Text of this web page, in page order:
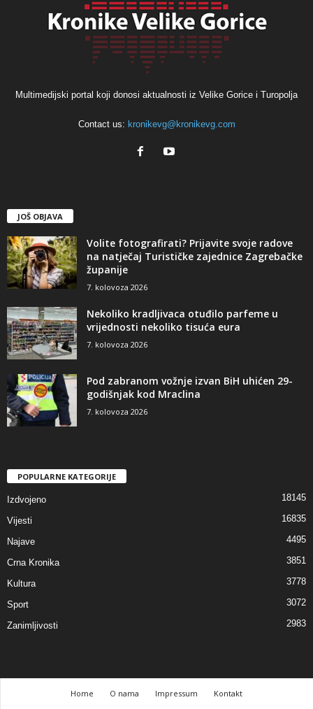
Multimedijski portal koji donosi aktualnosti iz Velike Gorice i Turopolja
Contact us: kronikevg@kronikevg.com
JOŠ OBJAVA
Volite fotografirati? Prijavite svoje radove
na natječaj Turističke zajednice Zagrebačke
županije
7. kolovoza 2026
Nekoliko kradljivaca otuđilo parfeme u
vrijednosti nekoliko tisuća eura
7. kolovoza 2026
Pod zabranom vožnje izvan BiH uhićen 29-
godišnjak kod Mraclina
7. kolovoza 2026
POPULARNE KATEGORIJE
Izdvojeno 18145
Vijesti 16835
Najave 4495
Crna Kronika 3851
Kultura 3778
Sport 3072
Zanimljivosti 2983
Home O nama Impressum Kontakt